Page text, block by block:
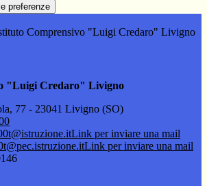
preferenze
Comprensivo "Luigi Credaro" Livigno
"Luigi Credaro" Livigno
77 - 23041 Livigno (SO)
Link per inviare una mail
Link per inviare una mail